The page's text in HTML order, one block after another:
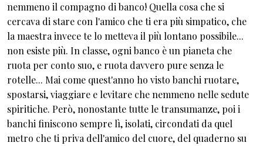
nemmeno il compagno di banco! Quella cosa che si
cercava di stare con l'amico che ti era più simpatico, che
la maestra invece te lo metteva il più lontano possibile...
non esiste più. In classe, ogni banco è un pianeta che
ruota per conto suo, e ruota davvero pure senza le
rotelle... Mai come quest'anno ho visto banchi ruotare,
spostarsi, viaggiare e levitare che nemmeno nelle sedute
spiritiche. Però, nonostante tutte le transumanze, poi i
banchi finiscono sempre lì, isolati, circondati da quel
metro che ti priva dell'amico del cuore, del quaderno su